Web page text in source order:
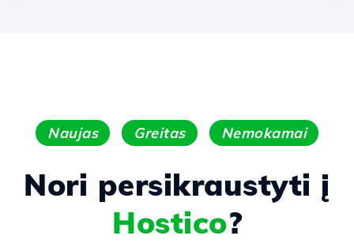
Naujas Greitas Nemokamai
Nori persikraustyti į
Hostico?